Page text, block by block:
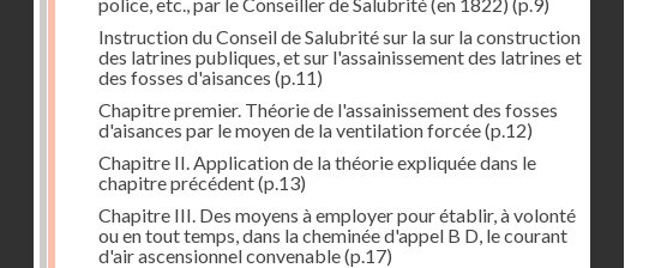
Instruction du Conseil de Salubrité sur la sur la construction
des latrines publiques, et sur l'assainissement des latrines et
des fosses d'aisances (p.11)
Chapitre premier. Théorie de l'assainissement des fosses
d'aisances par le moyen de la ventilation forcée(p.12)
Chapitre II. Application de la théorie expliquée dans le
chapitre précédent(p.13)
Chapitre III. Des moyens à employer pour établir, à volonté
ou en tout temps, dans la cheminée d'appel B D, le courant
d'air ascensionnel convenable(p.17)